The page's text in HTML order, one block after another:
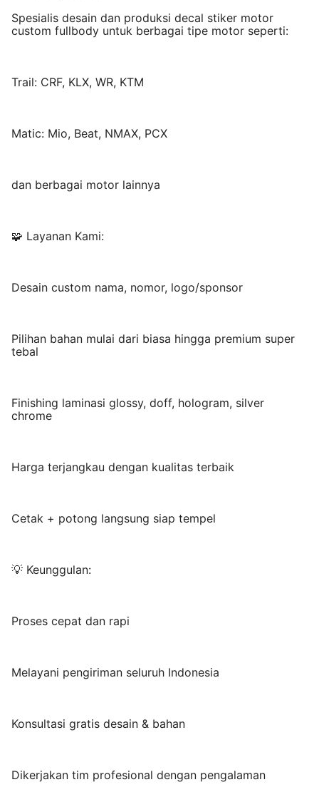
Spesialis desain dan produksi decal stiker motor
custom fullbody untuk berbagai tipe motor seperti:
Trail: CRF, KLX, WR, KTM
Matic: Mio, Beat, NMAX, PCX
dan berbagai motor lainnya
🧩 Layanan Kami:
Desain custom nama, nomor, logo/sponsor
Pilihan bahan mulai dari biasa hingga premium super
tebal
Finishing laminasi glossy, doff, hologram, silver
chrome
Harga terjangkau dengan kualitas terbaik
Cetak + potong langsung siap tempel
💡 Keunggulan:
Proses cepat dan rapi
Melayani pengiriman seluruh Indonesia
Konsultasi gratis desain & bahan
Dikerjakan tim profesional dengan pengalaman